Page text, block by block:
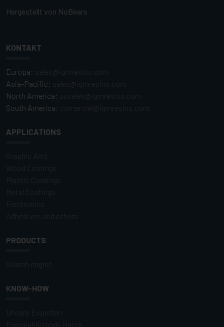
Hergestellt von NoBears
KONTAKT
Europa:
Asia-Pacific:
North America:
South America:
APPLICATIONS
PRODUCTS
KNOW-HOW